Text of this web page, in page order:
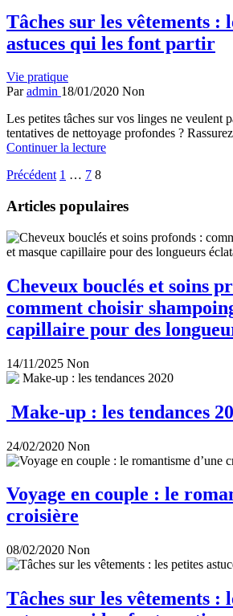
Tâches sur les vêtements :
astuces qui les font partir
Vie pratique
Paradmin 18/01/2020 Non
Les petites tâches sur vos linges ne veulent
tentatives de nettoyage profondes ?
Continuer la lecture
Pagination
des
publications
Précédent 1 … 7 8
Articles populaires
Cheveux bouclés et soins
comment choisir
capillaire pour des
14/11/2025 Non
Make-up : les tendances
24/02/2020 Non
Voyage en couple : le
croisière
08/02/2020 Non
Tâches sur les vêtements :